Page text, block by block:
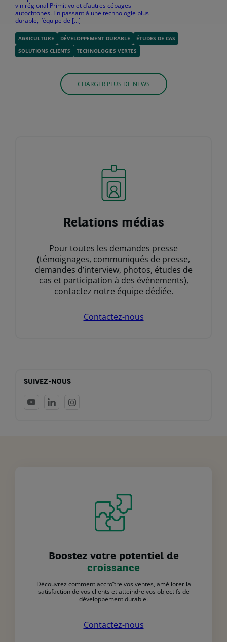
vin régional Primitivo et d’autres cépages
autochtones. En passant à une technologie plus
durable, l’équipe de [...]
AGRICULTURE DÉVELOPPEMENT DURABLE
ÉTUDES DE CAS
SOLUTIONS CLIENTS
TECHNOLOGIES VERTES
CHARGER PLUS DE NEWS
Relations médias
Pour toutes les demandes presse
(témoignages, communiqués de presse,
demandes d’interview, photos, études de
cas et participation à des événements),
contactez notre équipe dédiée.
Contactez-nous
SUIVEZ-NOUS
Boostez votre potentiel de
croissance
Découvrez comment accroître vos ventes, améliorer la
satisfaction de vos clients et atteindre vos objectifs de
développement durable.
Contactez-nous